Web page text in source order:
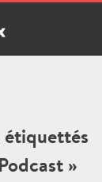
étiquettés
»